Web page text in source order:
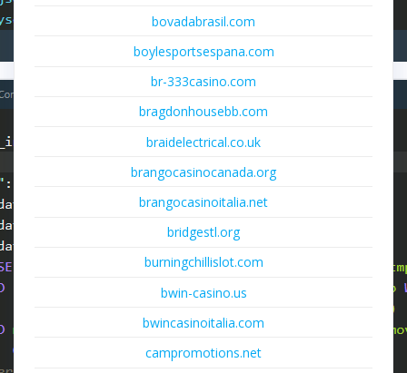
bovadabrasil.com
boylesportsespana.com
br-333casino.com
bragdonhousebb.com
braidelectrical.co.uk
brangocasinocanada.org
brangocasinoitalia.net
bridgestl.org
burningchillislot.com
bwin-casino.us
bwincasinoitalia.com
campromotions.net